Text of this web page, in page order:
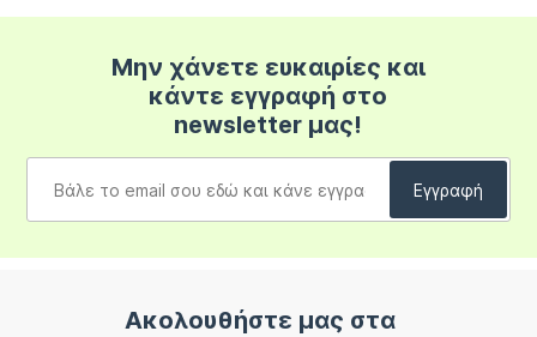
Μην χάνετε ευκαιρίες και
κάντε εγγραφή στο
newsletter μας!
Ακολουθήστε μας στα